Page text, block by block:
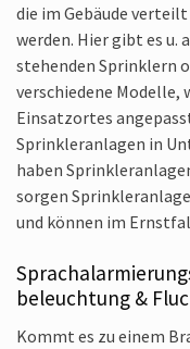
die im Gebäude
werden. Hier gibt es u.
stehenden Sprinklern
verschiedene Modelle,
Einsatzortes
Sprinkler­anlagen in
haben
sorgen
und können im
beleuchtung &
Kommt es zu einem